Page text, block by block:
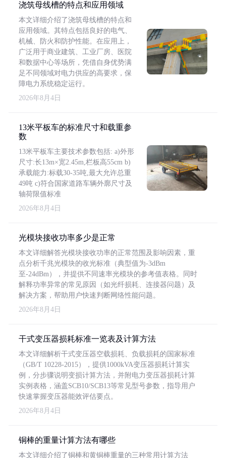
浇筑母线槽的特点和应用领域
本文详细介绍了浇筑母线槽的特点和
应用领域。其特点包括良好的电气、
机械、防火和防护性能。在应用上，
广泛用于商业建筑、工业厂房、医院
和数据中心等场所，凭借自身优势满
足不同领域对电力供应的高要求，保
障电力系统稳定运行。
2026年8月4日
13米平板车的标准尺寸和载重参
数
13米平板车主要技术参数包括: a)外形
尺寸:长13m×宽2.45m,栏板高55cm b)
承载能力:标载30-35吨,最大允许总重
49吨 c)符合国家道路车辆外廓尺寸及
轴荷限值标准
2026年8月4日
光模块接收功率多少是正常
本文详细解答光模块接收功率的正常范围及影响因素，重
点分析千兆光模块的收光标准（典型值为-3dBm
至-24dBm），并提供不同速率光模块的参考值表格。同时
解释功率异常的常见原因（如光纤损耗、连接器问题）及
解决方案，帮助用户快速判断网络性能问题。
2026年8月4日
干式变压器损耗标准一览表及计算方法
本文详细解析干式变压器空载损耗、负载损耗的国家标准
（GB/T 10228-2015），提供1000kVA变压器损耗计算实
例，分步骤说明变损计算方法，并附电力变压器损耗计算
实例表格，涵盖SCB10/SCB13等常见型号参数，指导用户
快速掌握变压器能效评估要点。
2026年8月4日
铜棒的重量计算方法有哪些
本文详细介绍了铜棒和黄铜棒重量的三种常用计算方法